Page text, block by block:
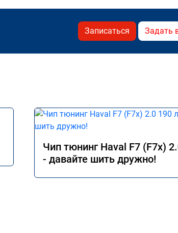
Записаться Задать
Чип тюнинг Haval F7 (F7x)
- давайте шить дружно!